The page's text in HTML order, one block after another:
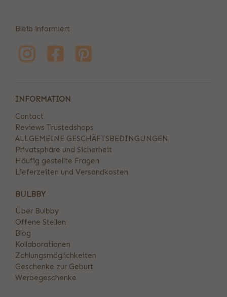
Bleib informiert
INFORMATION
Contact
Reviews Trustedshops
ALLGEMEINE GESCHÄFTSBEDINGUNGEN
Privatsphäre und Sicherheit
Häufig gestellte Fragen
Lieferzeiten und Versandkosten
BULBBY
Über Bulbby
Offene Stellen
Blog
Kollaborationen
Zahlungsmöglichkeiten
Geschenke zur Geburt
Werbegeschenke